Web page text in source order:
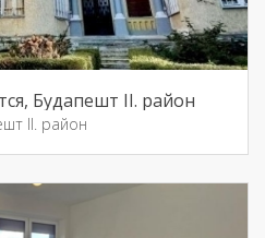
Будапешт II. район
II. район